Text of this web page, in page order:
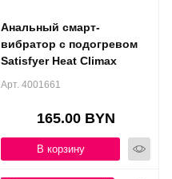
Анальный смарт-
вибратор с подогревом
Satisfyer Heat Climax
Арт. 4001661
165.00 BYN
В корзину